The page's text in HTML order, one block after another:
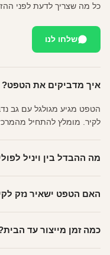
כל מה שצריך לדעת לפני
שלחו לנו
איך מדביקים את הטפט?
הטפט מגיע מגולגל עם גב
לקיר. מומלץ להתחיל
מה ההבדל בין ויניל
פרמיום. קנבס — בד אמנותי
האם הטפט ישאיר נזק
מתאים לקיר מטויח, גבס,
כמה זמן מייצור עד